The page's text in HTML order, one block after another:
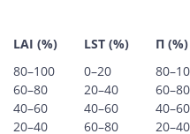
LAI (%) LST (%)
П (%)
80–100 0–20
60–80 20–40
60–80
40–60 40–60
40–60
20–40 60–80
20–40